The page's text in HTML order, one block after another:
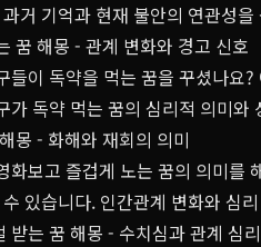
거 기억과 현재 불안의 연관성
꿈 해몽 - 관계 변화와 경고 신호
들이 독약을 먹는 꿈을 꾸셨나요
가 독약 먹는 꿈의 심리적 의미와
몽 - 화해와 재회의 의미
화보고 즐겁게 노는 꿈의 의미를
있습니다. 인간관계 변화와 심
받는 꿈 해몽 - 수치심과 관계 심리